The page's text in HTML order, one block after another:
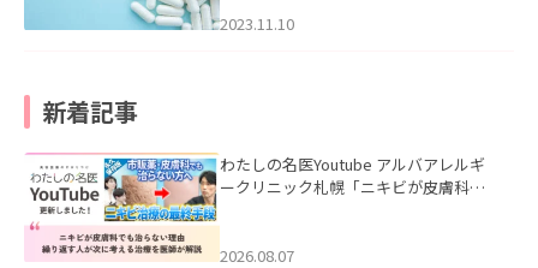
2023.11.10
新着記事
わたしの名医Youtube アルバアレルギ
ークリニック札幌「ニキビが皮膚科で
ました。
2026.08.07